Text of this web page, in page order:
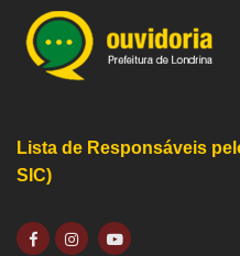
Lista de Responsáveis
SIC)